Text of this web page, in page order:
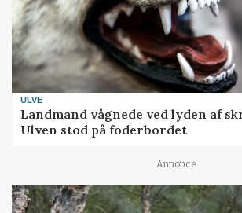
ULVE
Landmand vågnede ved lyden af
Ulven stod på foderbordet
Annonce